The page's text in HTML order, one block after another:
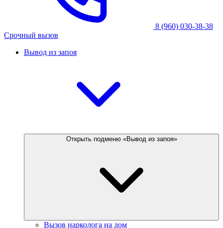
8 (960) 030-38-38
Срочный вызов
Вывод из запоя
Открыть подменю «Вывод из запоя»
Вызов нарколога на дом